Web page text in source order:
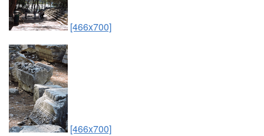
[466x700]
[466x700]